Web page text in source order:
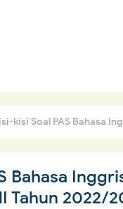
kisi Soal PAS Bahasa Inggris
Bahasa
Tahun 2022/